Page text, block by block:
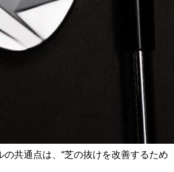
共通点は、“芝の抜けを改善するため